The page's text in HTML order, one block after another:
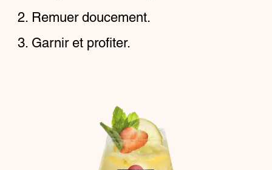
Remuer doucement.
Garnir et profiter.